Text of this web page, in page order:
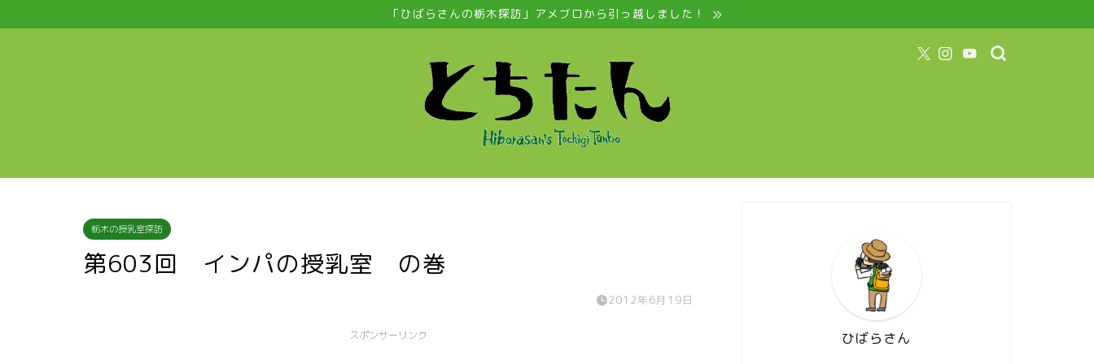
「ひばらさんの栃木探訪」アメブロから引っ越しました！
栃木の授乳室探訪
第603回 インパの授乳室 の巻
2012年6月19日
スポンサーリンク ひばらさん